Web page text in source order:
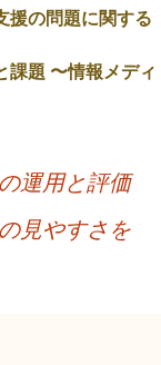
援の問題に関する
課題 〜情報メディ
運用と評価
見やすさを